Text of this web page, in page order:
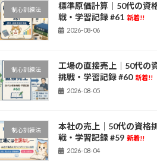
制心訓練法
標準原価計算｜50代の資
戦・学習記録 #61 新着!!
2026-08-06
制心訓練法
工場の直接売上｜50代の
挑戦・学習記録 #60 新着!!
2026-08-05
制心訓練法
本社の売上｜50代の資格
戦・学習記録 #59 新着!!
2026-08-04